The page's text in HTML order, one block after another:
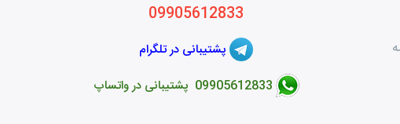
09905612833
پشتیبانی در تلگرام
09905612833 پشتیبانی در واتساپ